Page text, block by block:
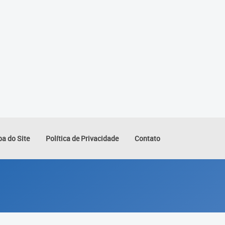
do Site Política de Privacidade Contato